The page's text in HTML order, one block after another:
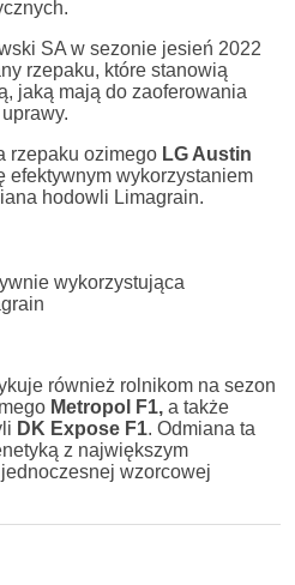
SA w sezonie jesień 2022
rzepaku, które stanowią
jaką mają do zaoferowania
rzepaku ozimego LG Austin
efektywnym wykorzystaniem
hodowli Limagrain.
wykorzystująca
również rolnikom na sezon
Metropol F1, a także
DK Expose F1. Odmiana ta
z największym
wzorcowej